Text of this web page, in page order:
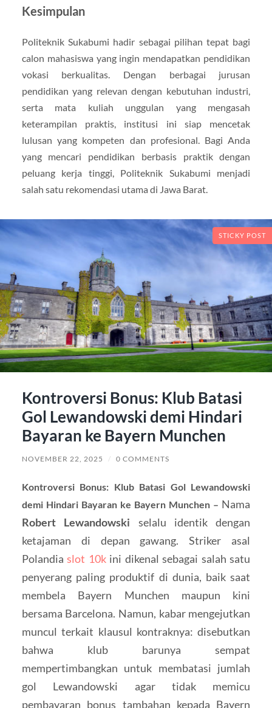
Kesimpulan
Politeknik Sukabumi hadir sebagai pilihan tepat bagi
calon mahasiswa yang ingin mendapatkan pendidikan
vokasi berkualitas. Dengan berbagai jurusan
pendidikan yang relevan dengan kebutuhan industri,
serta mata kuliah unggulan yang mengasah
keterampilan praktis, institusi ini siap mencetak
lulusan yang kompeten dan profesional. Bagi Anda
yang mencari pendidikan berbasis praktik dengan
peluang kerja tinggi, Politeknik Sukabumi menjadi
salah satu rekomendasi utama di Jawa Barat.
STICKY POST
Kontroversi Bonus: Klub Batasi
Gol Lewandowski demi Hindari
Bayaran ke Bayern Munchen
NOVEMBER 22, 2025 / 0 COMMENTS
Kontroversi Bonus: Klub Batasi Gol Lewandowski
demi Hindari Bayaran ke Bayern Munchen – Nama
Robert Lewandowski selalu identik dengan
ketajaman di depan gawang. Striker asal
Polandiaslot 10kini dikenal sebagai salah satu
penyerang paling produktif di dunia, baik saat
membela Bayern Munchen maupun kini
bersama Barcelona. Namun, kabar mengejutkan
muncul terkait klausul kontraknya: disebutkan
bahwa klub barunya sempat
mempertimbangkan untuk membatasi jumlah
gol Lewandowski agar tidak memicu
pembayaran bonus tambahan kepada Bayern